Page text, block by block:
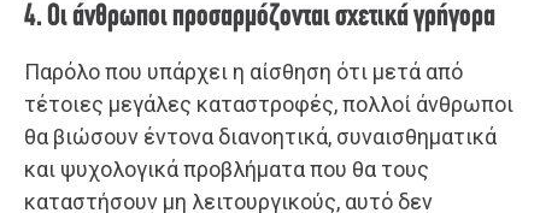
4. Οι άνθρωποι προσαρμόζονται σχετικά γρήγορα
Παρόλο που υπάρχει η αίσθηση ότι μετά από
τέτοιες μεγάλες καταστροφές, πολλοί άνθρωποι
θα βιώσουν έντονα διανοητικά, συναισθηματικά
και ψυχολογικά προβλήματα που θα τους
καταστήσουν μη λειτουργικούς, αυτό δεν